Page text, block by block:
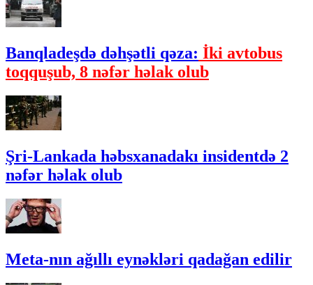
Banqladeşdə dəhşətli qəza: İki avtobus
toqquşub, 8 nəfər həlak olub
Şri-Lankada həbsxanadakı insidentdə 2
nəfər həlak olub
Meta-nın ağıllı eynəkləri qadağan edilir